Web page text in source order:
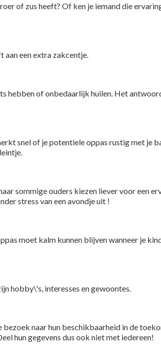
of zus heeft? Of ken je iemand die
aan een extra zakcentje.
hebben of onbedaarlijk huilen. Het
snel of je potentiele oppas rustig met je
sommige ouders kiezen liever voor een
stress van een avondje uit !
moet kalm kunnen blijven wanneer je
hobby\'s, interesses en gewoontes.
naar hun beschikbaarheid in de
hun gegevens dus ook niet met iedereen!